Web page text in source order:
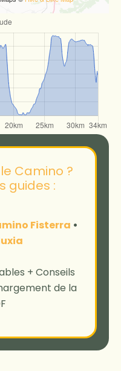
Camino ?
guides :
Fisterra •
+ Conseils
de la